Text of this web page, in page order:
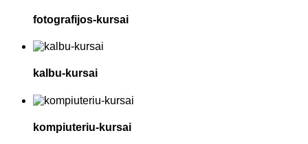
fotografijos-kursai
kalbu-kursai
kompiuteriu-kursai